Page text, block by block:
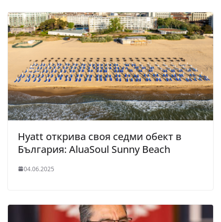
Hyatt открива своя седми обект в
България: AluaSoul Sunny Beach
04.06.2025